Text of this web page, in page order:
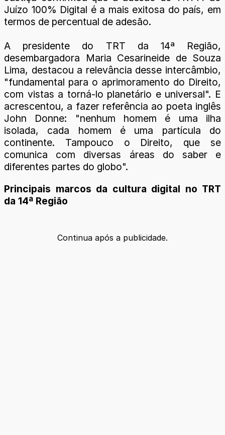
Juízo 100% Digital é a mais exitosa do país, em
termos de percentual de adesão.
A presidente do TRT da 14ª Região,
desembargadora Maria Cesarineide de Souza
Lima, destacou a relevância desse intercâmbio,
"fundamental para o aprimoramento do Direito,
com vistas a torná-lo planetário e universal". E
acrescentou, a fazer referência ao poeta inglês
John Donne: "nenhum homem é uma ilha
isolada, cada homem é uma partícula do
continente. Tampouco o Direito, que se
comunica com diversas áreas do saber e
diferentes partes do globo".
Principais marcos da cultura digital no TRT
da 14ª Região
Continua após a publicidade.